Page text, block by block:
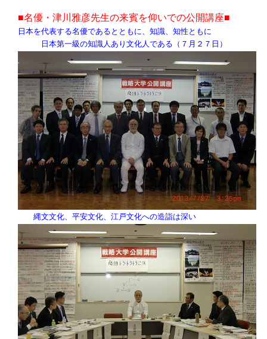
■名優・津川雅彦先生の来賓を仰いでの公開講座■
日本を代表する名優であるとともに、知識、知性ともに
日本第一級の知識人あり文化人である（７月２７日）
縄文文化、平安文化、江戸文化への造詣は深い